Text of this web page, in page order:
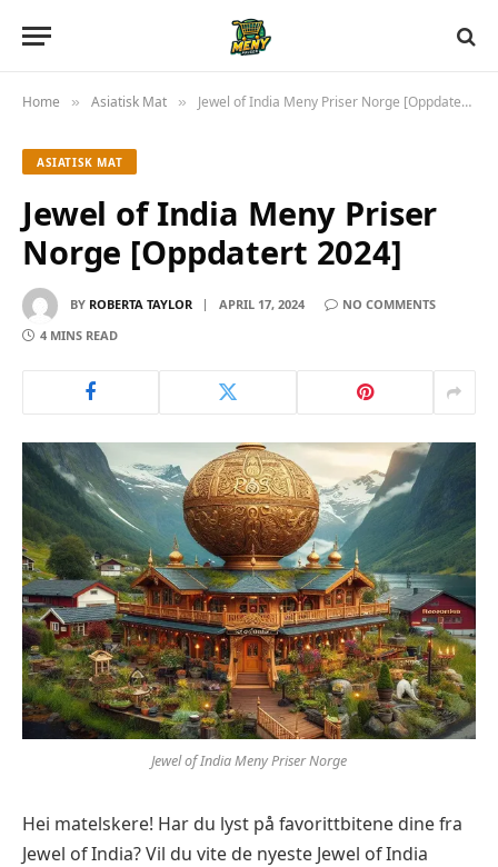
Home » Asiatisk Mat » Jewel of India Meny Priser Norge [Oppdatert 2024]
ASIATISK MAT
Jewel of India Meny Priser
Norge [Oppdatert 2024]
BY ROBERTA TAYLOR APRIL 17, 2024
NO COMMENTS
4 MINS READ
Jewel of India Meny Priser Norge
Hei matelskere! Har du lyst på favorittbitene dine fra
Jewel of India? Vil du vite de nyeste Jewel of India